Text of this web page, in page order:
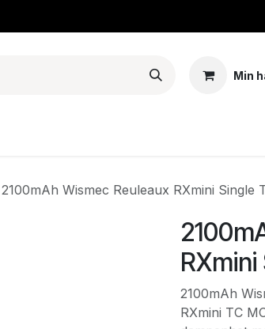
Min
2100mAh Wismec Reuleaux RXmini Single
2100mAh
RXmini TC